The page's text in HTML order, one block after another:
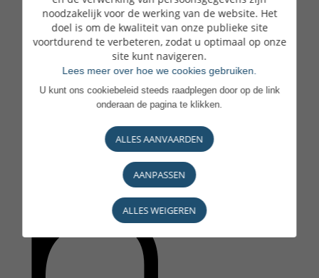
a
noodzakelijk voor de werking van de website. Het
doel is om de kwaliteit van onze publieke site
voortdurend te verbeteren, zodat u optimaal op onze
site kunt navigeren.
Lees meer over hoe we cookies gebruiken.
U kunt ons cookiebeleid steeds raadplegen door op de link
onderaan de pagina te klikken.
ALLES AANVAARDEN
AANPASSEN
ALLES WEIGEREN